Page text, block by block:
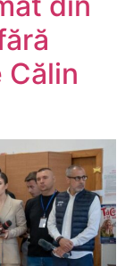
Călin